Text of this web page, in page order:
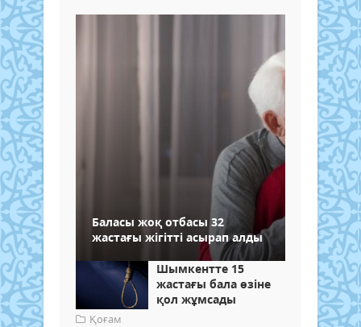
Баласы жоқ отбасы 32
жастағы жігітті асырап алды
Шымкентте 15
жастағы бала өзіне
қол жұмсады
Қоғам